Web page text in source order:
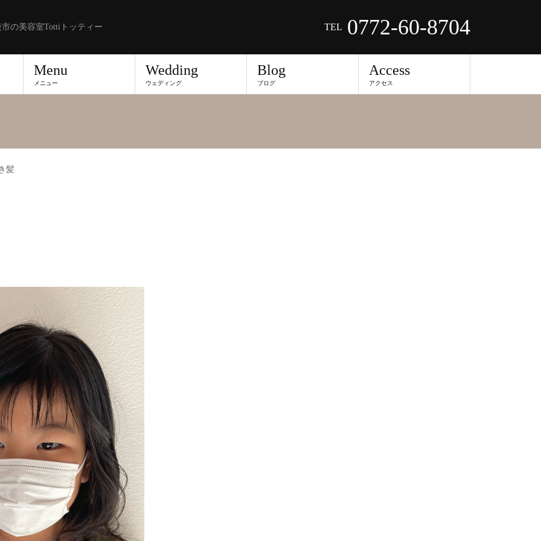
の美容室Tottiトッティー TEL 0772-60-8704
Menu
メニュー
Wedding
ウェディング
Blog
ブログ
Access
アクセス
髪